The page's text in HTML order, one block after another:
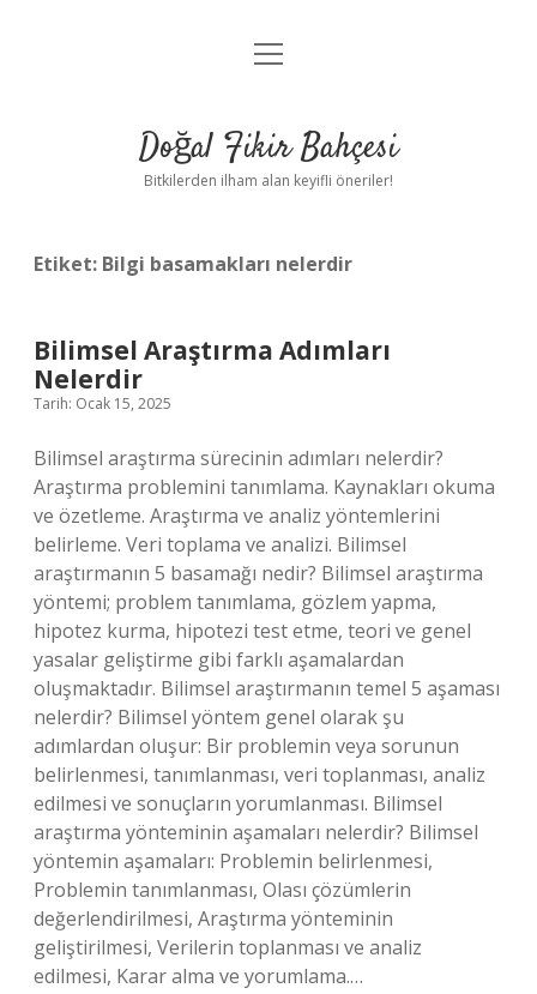
Anasayfa
Yasal Uyarı
menüyü
Doğal Fikir Bahçesi
Bitkilerden ilham alan keyifli öneriler!
Etiket: Bilgi basamakları nelerdir
Bilimsel Araştırma Adımları
Nelerdir
Tarih: Ocak 15, 2025
Bilimsel araştırma sürecinin adımları nelerdir?
Araştırma problemini tanımlama. Kaynakları okuma
ve özetleme. Araştırma ve analiz yöntemlerini
belirleme. Veri toplama ve analizi. Bilimsel
araştırmanın 5 basamağı nedir? Bilimsel araştırma
yöntemi; problem tanımlama, gözlem yapma,
hipotez kurma, hipotezi test etme, teori ve genel
yasalar geliştirme gibi farklı aşamalardan
oluşmaktadır. Bilimsel araştırmanın temel 5 aşaması
nelerdir? Bilimsel yöntem genel olarak şu
adımlardan oluşur: Bir problemin veya sorunun
belirlenmesi, tanımlanması, veri toplanması, analiz
edilmesi ve sonuçların yorumlanması. Bilimsel
araştırma yönteminin aşamaları nelerdir? Bilimsel
yöntemin aşamaları: Problemin belirlenmesi,
Problemin tanımlanması, Olası çözümlerin
değerlendirilmesi, Araştırma yönteminin
geliştirilmesi, Verilerin toplanması ve analiz
edilmesi, Karar alma ve yorumlama.…